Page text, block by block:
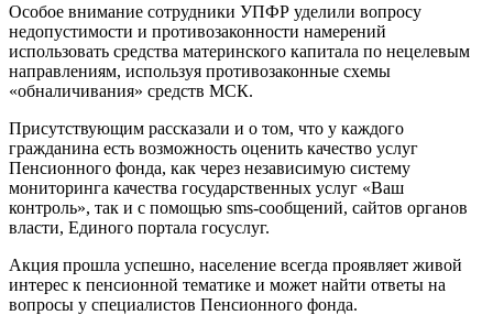
Особое внимание сотрудники УПФР уделили вопросу
недопустимости и противозаконности намерений
использовать средства материнского капитала по нецелевым
направлениям, используя противозаконные схемы
«обналичивания» средств МСК.
Присутствующим рассказали и о том, что у каждого
гражданина есть возможность оценить качество услуг
Пенсионного фонда, как через независимую систему
мониторинга качества государственных услуг «Ваш
контроль», так и с помощью sms-сообщений, сайтов органов
власти, Единого портала госуслуг.
Акция прошла успешно, население всегда проявляет живой
интерес к пенсионной тематике и может найти ответы на
вопросы у специалистов Пенсионного фонда.